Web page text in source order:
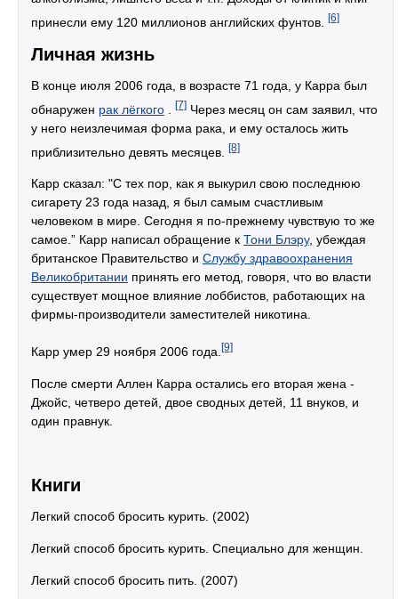
принесли ему 120 миллионов английских фунтов.
[6]
Личная жизнь
В конце июля 2006 года, в возрасте 71 года, у Карра был
обнаружен рак лёгкого [7] Через месяц он сам заявил, что
у него неизлечимая форма рака, и ему осталось жить
приблизительно девять месяцев.
[8]
Карр сказал: "С тех пор, как я выкурил свою последнюю
сигарету 23 года назад, я был самым счастливым
человеком в мире. Сегодня я по-прежнему чувствую то же
самое.” Карр написал обращение к Тони Блэру, убеждая
британское Правительство и Службу здравоохранения
Великобритании принять его метод, говоря, что во власти
существует мощное влияние лоббистов, работающих на
фирмы-производители заместителей никотина.
Карр умер 29 ноября 2006 года. [9]
После смерти Аллен Карра остались его вторая жена -
Джойс, четверо детей, двое сводных детей, 11 внуков, и
один правнук.
Книги
Легкий способ бросить курить. (2002)
Легкий способ бросить курить. Специально для женщин.
Легкий способ бросить пить. (2007)